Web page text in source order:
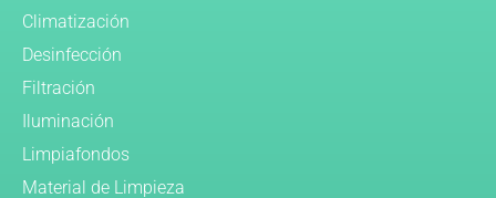
Climatización
Desinfección
Filtración
Iluminación
Limpiafondos
Material de Limpieza